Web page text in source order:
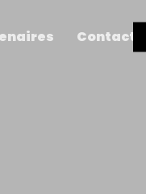
Contact